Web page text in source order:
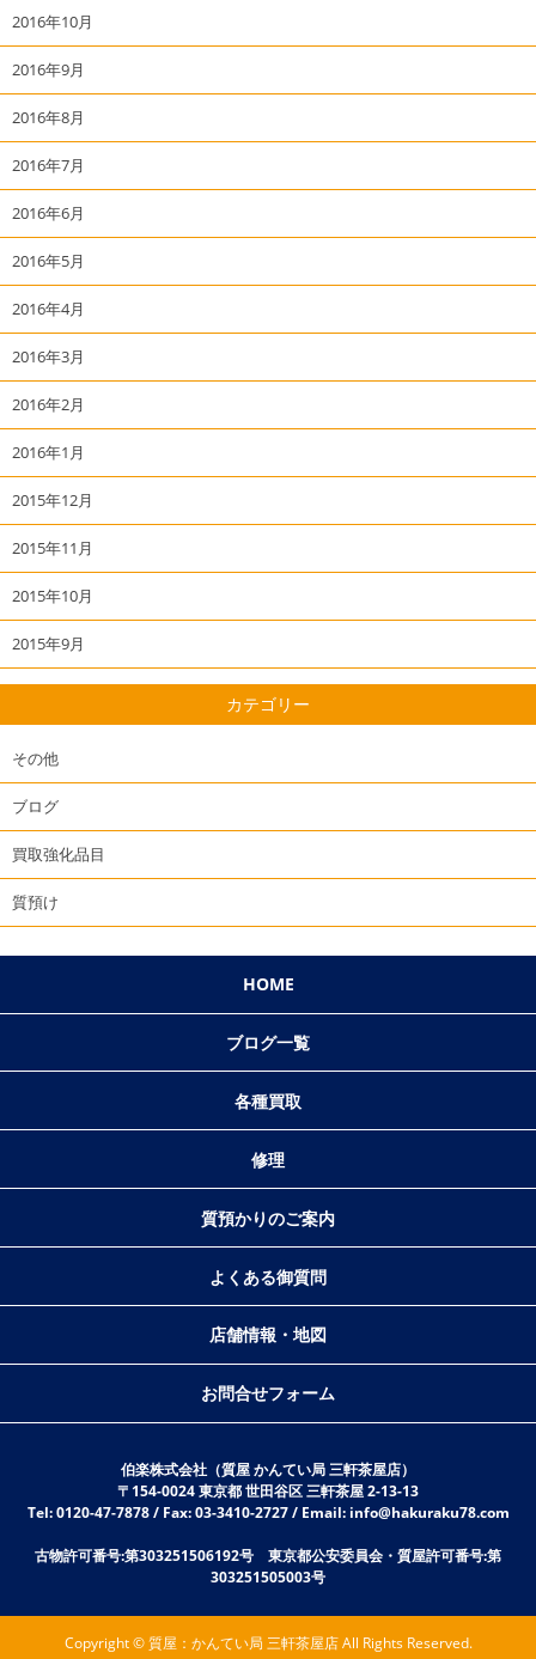
2016年10月
2016年9月
2016年8月
2016年7月
2016年6月
2016年5月
2016年4月
2016年3月
2016年2月
2016年1月
2015年12月
2015年11月
2015年10月
2015年9月
カテゴリー
その他
ブログ
買取強化品目
質預け
HOME
ブログ一覧
各種買取
修理
質預かりのご案内
よくある御質問
店舗情報・地図
お問合せフォーム
伯楽株式会社（質屋 かんてい局 三軒茶屋店）
〒154-0024 東京都 世田谷区 三軒茶屋 2-13-13
Tel: 0120-47-7878 / Fax: 03-3410-2727 / Email: info@hakuraku78.com
古物許可番号:第303251506192号 東京都公安委員会・質屋許可番号:第
303251505003号
Copyright © 質屋：かんてい局 三軒茶屋店 All Rights Reserved.